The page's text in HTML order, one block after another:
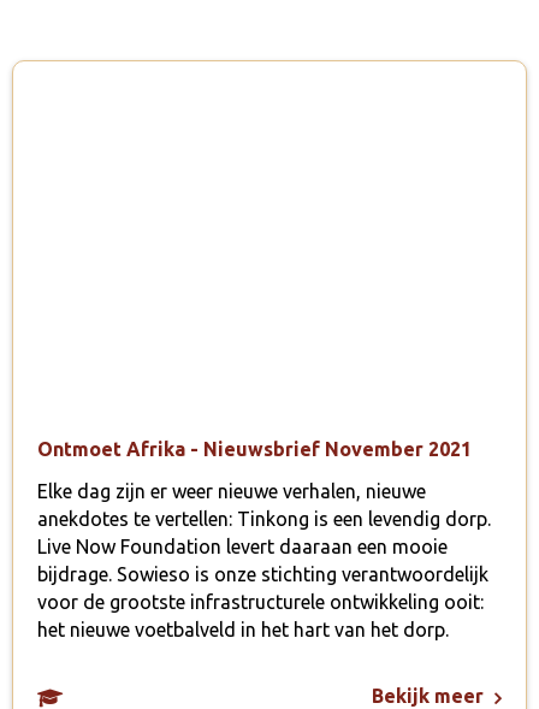
Ontmoet Afrika - Nieuwsbrief November 2021
Elke dag zijn er weer nieuwe verhalen, nieuwe
anekdotes te vertellen: Tinkong is een levendig dorp.
Live Now Foundation levert daaraan een mooie
bijdrage. Sowieso is onze stichting verantwoordelijk
voor de grootste infrastructurele ontwikkeling ooit:
het nieuwe voetbalveld in het hart van het dorp.
Bekijk meer